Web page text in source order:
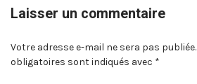
Laisser un commentaire
Votre adresse e-mail ne sera pas publiée.
obligatoires sont indiqués avec *